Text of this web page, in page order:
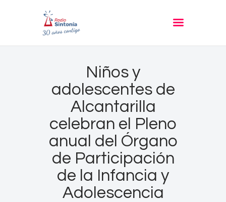
Niños y
adolescentes de
Alcantarilla
celebran el Pleno
anual del Órgano
de Participación
de la Infancia y
Adolescencia
RADIO SINTONIA
Informativos
Entrevistas
Noticias
PROGRAMACIÓN
Nuestra Historia
Contacto